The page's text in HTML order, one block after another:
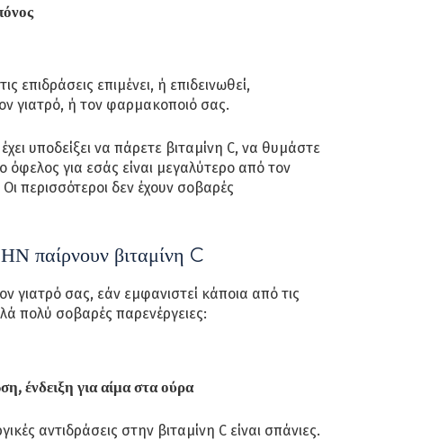
επιδράσεις επιμένει, ή επιδεινωθεί,
γιατρό, ή τον φαρμακοποιό σας.
υποδείξει να πάρετε βιταμίνη C, να θυμάστε
όφελος για εσάς είναι μεγαλύτερο από τον
περισσότεροι δεν έχουν σοβαρές
παίρνουν βιταμίνη C
γιατρό σας, εάν εμφανιστεί κάποια από τις
πολύ σοβαρές παρενέργειες:
ένδειξη για αίμα στα ούρα
αντιδράσεις στην βιταμίνη C είναι σπάνιες.